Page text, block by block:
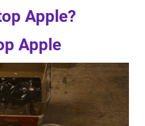
Apple?
Apple